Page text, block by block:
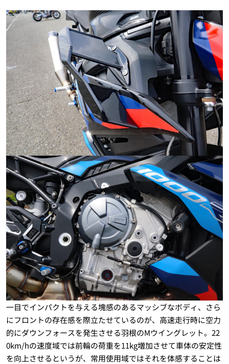
一目でインパクトを与える塊感のあるマッシブなボディ、さら
にフロントの存在感を際立たせているのが、高速走行時に空力
的にダウンフォースを発生させる羽根のMウイングレット。22
0km/hの速度域では前輪の荷重を11kg増加させて車体の安定性
を向上させるというが、常用使用域ではそれを体感することは